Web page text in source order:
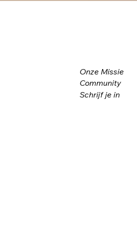
Onze Missie
Community
Schrijf je in